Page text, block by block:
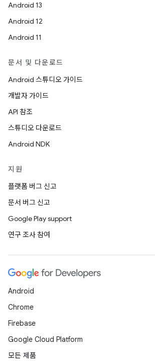
Android 13
Android 12
Android 11
문서 및 다운로드
Android 스튜디오 가이드
개발자 가이드
API 참조
스튜디오 다운로드
Android NDK
지원
플랫폼 버그 신고
문서 버그 신고
Google Play support
연구 조사 참여
Android
Chrome
Firebase
Google Cloud Platform
모든 제품